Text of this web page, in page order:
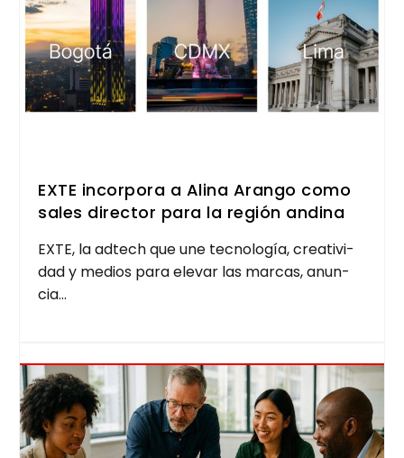
EXTE incorpora a Alina Arango como
sales director para la región andina
EXTE, la adtech que une tec­no­lo­gía, crea­ti­vi­
dad y medios para ele­var las mar­cas, anun­
cia...